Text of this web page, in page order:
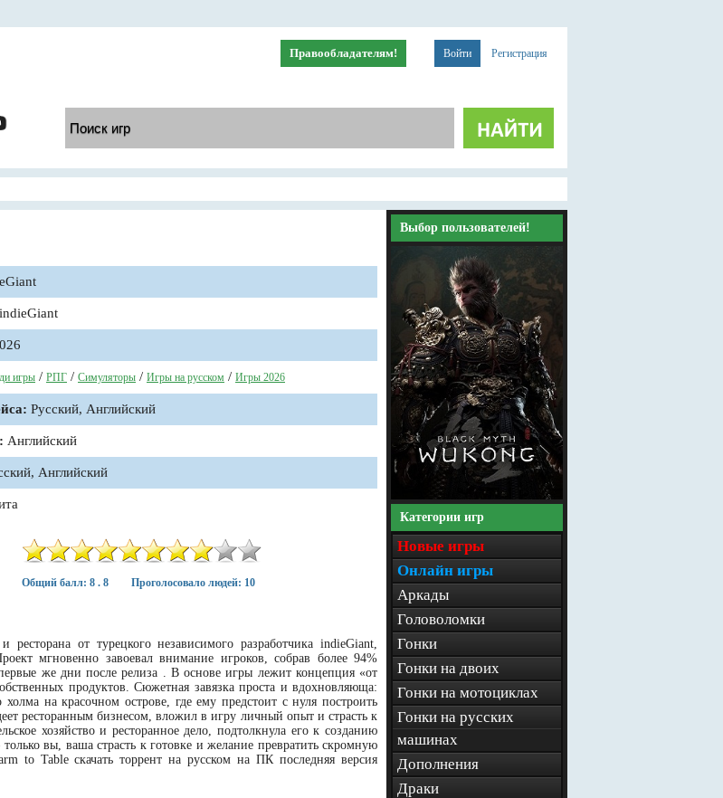
Войти Регистрация
Правообладателям!
indieGiant
игры / РПГ / Симуляторы / Игры на русском / Игры 2026
Русский, Английский
Английский
Английский
Общий балл: 8 . 8 Проголосовало людей: 10
от турецкого независимого разработчика indieGiant,
мгновенно завоевал внимание игроков, собрав более 94%
же дни после релиза . В основе игры лежит концепция «от
продуктов. Сюжетная завязка проста и вдохновляюща:
на красочном острове, где ему предстоит с нуля построить
ресторанным бизнесом, вложил в игру личный опыт и страсть к
хозяйство и ресторанное дело, подтолкнула его к созданию
вы, ваша страсть к готовке и желание превратить скромную
to Table скачать торрент на русском на ПК последняя версия
Выбор пользователей!
Категории игр
Новые игры
Онлайн игры
Аркады
Головоломки
Гонки
Гонки на двоих
Гонки на мотоциклах
Гонки на русских
машинах
Дополнения
Драки